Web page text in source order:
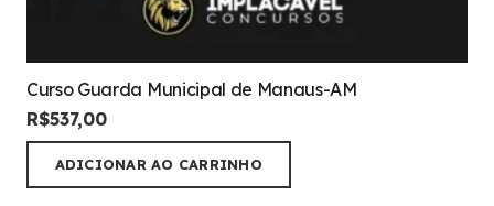
Curso Guarda Municipal de Manaus-AM
R$537,00
ADICIONAR AO CARRINHO